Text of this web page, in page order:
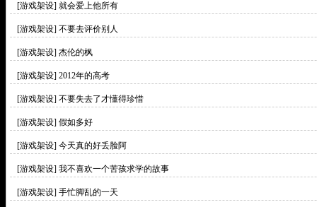
[游戏架设] 就会爱上他所有
[游戏架设] 不要去评价别人
[游戏架设] 杰伦的枫
[游戏架设] 2012年的高考
[游戏架设] 不要失去了才懂得珍惜
[游戏架设] 假如多好
[游戏架设] 今天真的好丢脸阿
[游戏架设] 我不喜欢一个苦孩求学的故事
[游戏架设] 手忙脚乱的一天